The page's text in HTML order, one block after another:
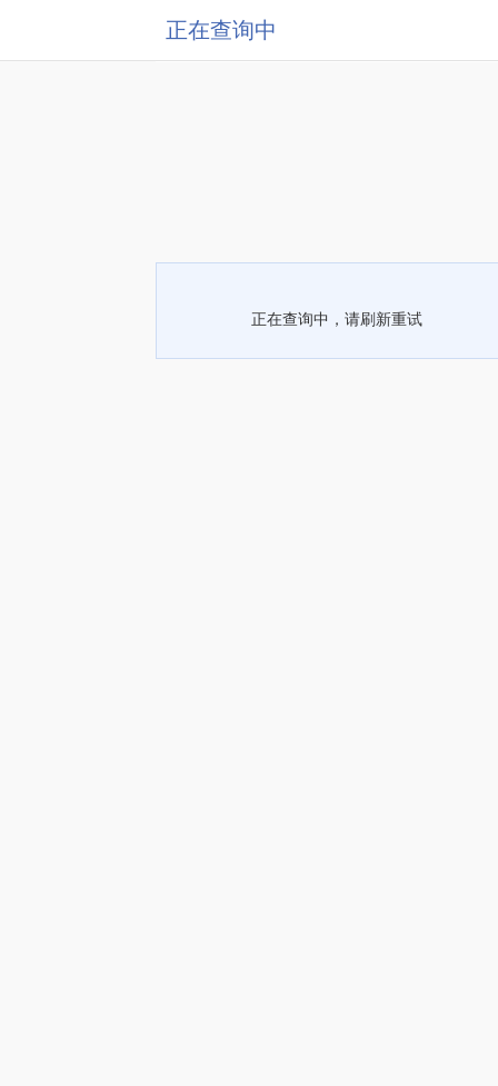
正在查询中
正在查询中，请刷新重试